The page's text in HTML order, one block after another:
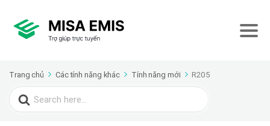
Trang chủ Các tính năng khác Tính năng mới R205
Search
for: